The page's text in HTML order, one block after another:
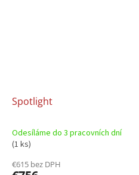
Spotlight
Odesíláme do 3 pracovních dní
(1 ks)
€615 bez DPH